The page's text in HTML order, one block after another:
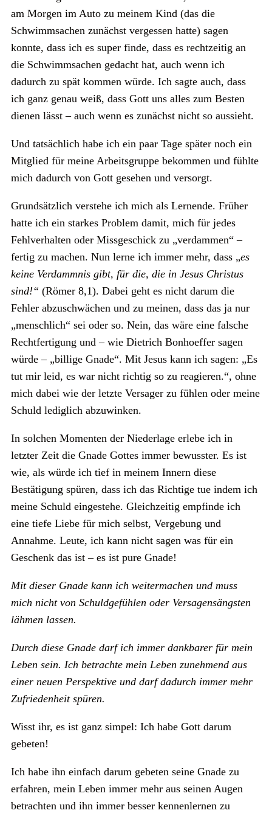
am Morgen im Auto zu meinem Kind (das die
Schwimmsachen zunächst vergessen hatte) sagen
konnte, dass ich es super finde, dass es rechtzeitig an
die Schwimmsachen gedacht hat, auch wenn ich
dadurch zu spät kommen würde. Ich sagte auch, dass
ich ganz genau weiß, dass Gott uns alles zum Besten
dienen lässt – auch wenn es zunächst nicht so aussieht.
Und tatsächlich habe ich ein paar Tage später noch ein
Mitglied für meine Arbeitsgruppe bekommen und fühlte
mich dadurch von Gott gesehen und versorgt.
Grundsätzlich verstehe ich mich als Lernende. Früher
hatte ich ein starkes Problem damit, mich für jedes
Fehlverhalten oder Missgeschick zu „verdammen“ –
fertig zu machen. Nun lerne ich immer mehr, dass „es
keine Verdammnis gibt, für die, die in Jesus Christus
sind!“ (Römer 8,1). Dabei geht es nicht darum die
Fehler abzuschwächen und zu meinen, dass das ja nur
„menschlich“ sei oder so. Nein, das wäre eine falsche
Rechtfertigung und – wie Dietrich Bonhoeffer sagen
würde – „billige Gnade“. Mit Jesus kann ich sagen: „Es
tut mir leid, es war nicht richtig so zu reagieren.“, ohne
mich dabei wie der letzte Versager zu fühlen oder meine
Schuld lediglich abzuwinken.
In solchen Momenten der Niederlage erlebe ich in
letzter Zeit die Gnade Gottes immer bewusster. Es ist
wie, als würde ich tief in meinem Innern diese
Bestätigung spüren, dass ich das Richtige tue indem ich
meine Schuld eingestehe. Gleichzeitig empfinde ich
eine tiefe Liebe für mich selbst, Vergebung und
Annahme. Leute, ich kann nicht sagen was für ein
Geschenk das ist – es ist pure Gnade!
Mit dieser Gnade kann ich weitermachen und muss
mich nicht von Schuldgefühlen oder Versagensängsten
lähmen lassen.
Durch diese Gnade darf ich immer dankbarer für mein
Leben sein. Ich betrachte mein Leben zunehmend aus
einer neuen Perspektive und darf dadurch immer mehr
Zufriedenheit spüren.
Wisst ihr, es ist ganz simpel: Ich habe Gott darum
gebeten!
Ich habe ihn einfach darum gebeten seine Gnade zu
erfahren, mein Leben immer mehr aus seinen Augen
betrachten und ihn immer besser kennenlernen zu